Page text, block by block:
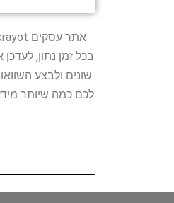
בכל זמן נתון,
שונים ולבצע
לכם כמה שיותר